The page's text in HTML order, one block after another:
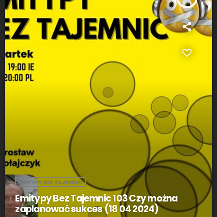
EMITYPY BEZ TAJEMNIC
Emitypy Bez Tajemnic 103 Czy można
zaplanować sukces (18 04 2024)